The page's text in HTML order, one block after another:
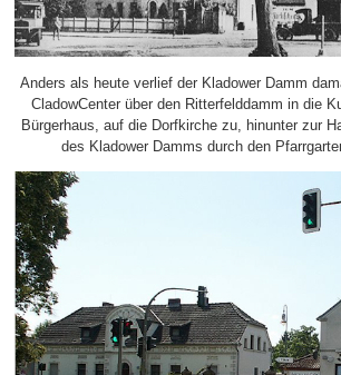
Anders als heute verlief der Kladower Damm
CladowCenter über den Ritterfelddamm in die
Bürgerhaus, auf die Dorfkirche zu, hinunter zur
des Kladower Damms durch den